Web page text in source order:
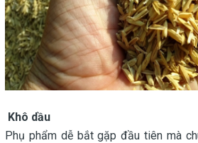
Khô dầu
Phụ phẩm dễ bắt gặp đầu tiên mà